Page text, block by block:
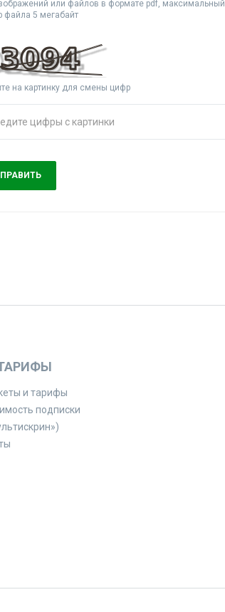
или файлов в формате pdf, максимальный
файла 5 мегабайт
на картинку для смены цифр
и тарифы
подписки